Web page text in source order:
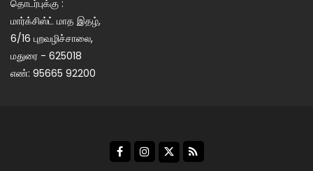
தொடர்புக்கு :
மார்க்சிஸ்ட் மாத இதழ்,
6/16 புறவழிச்சாலை,
மதுரை - 625018
எண்: 95665 92200